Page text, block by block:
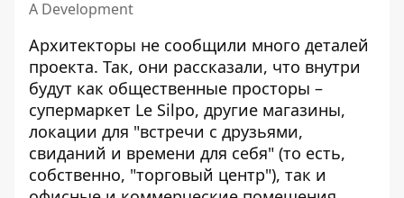
А Development
Архитекторы не сообщили много деталей
проекта. Так, они рассказали, что внутри
будут как общественные просторы –
супермаркет Le Silpo, другие магазины,
локации для "встречи с друзьями,
свиданий и времени для себя" (то есть,
собственно, "торговый центр"), так и